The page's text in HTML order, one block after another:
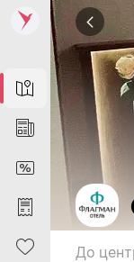
Map
News
DiscountCard
Purchases
Heart До